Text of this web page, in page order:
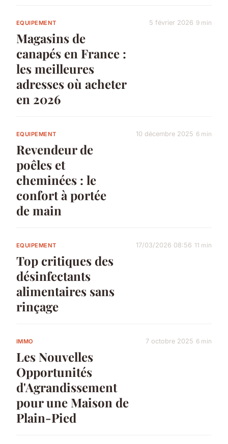
EQUIPEMENT
Magasins de
canapés en France :
les meilleures
adresses où acheter
en 2026
5 février 2026 9 min
EQUIPEMENT
Revendeur de
poêles et
cheminées : le
confort à portée
de main
10 décembre 2025 6 min
EQUIPEMENT
Top critiques des
désinfectants
alimentaires sans
rinçage
17/03/2026 08:56 11 min
IMMO
Les Nouvelles
Opportunités
d'Agrandissement
pour une Maison de
Plain-Pied
7 octobre 2025 6 min